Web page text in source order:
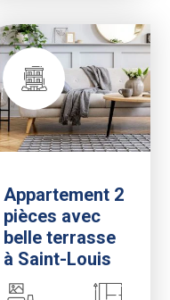
Appartement 2
pièces avec
belle terrasse
à Saint-Louis